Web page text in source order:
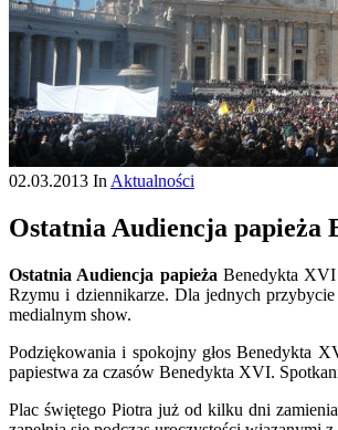
02.03.2013 In Aktualności
Ostatnia Audiencja papieża
Ostatnia Audiencja papieżaBenedykta XVI
Rzymu i dziennikarze. Dla jednych
medialnym show.
Podziękowania i spokojny głos Benedykta
papiestwa za czasów Benedykta XVI.
Plac świętego Piotra już od kilku dni